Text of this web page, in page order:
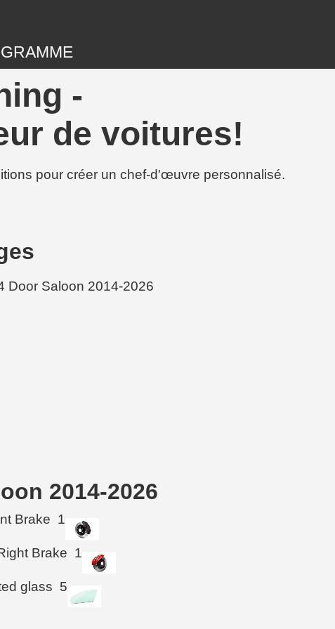
-
de voitures!
pour créer un chef-d'œuvre personnalisé.
2014-2026
Brake 1
Brake 1
glass 5